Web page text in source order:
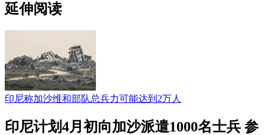
延伸阅读
印尼称加沙维和部队总兵力可能达到2万人
印尼计划4月初向加沙派遣1000名士兵 参